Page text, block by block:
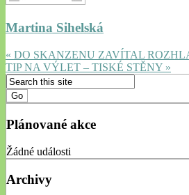
Martina Sihelská
« DO SKANZENU ZAVÍTAL
TIP NA VÝLET – TISKÉ STĚNY »
Plánované akce
Žádné události
Archivy